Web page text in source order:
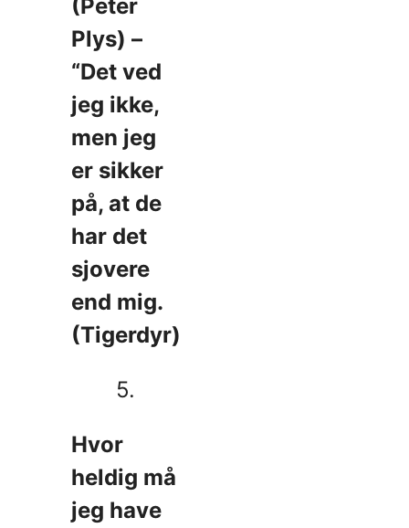
(Peter
Plys) –
“Det ved
jeg ikke,
men jeg
er sikker
på, at de
har det
sjovere
end mig.
(Tigerdyr)
5.
Hvor
heldig må
jeg have